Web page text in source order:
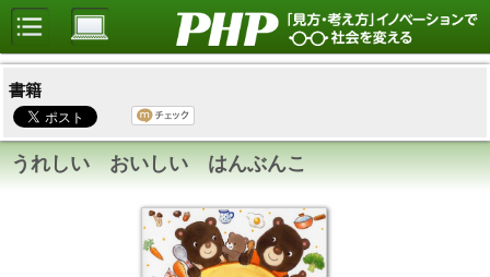
書籍
うれしい おいしい はんぶんこ